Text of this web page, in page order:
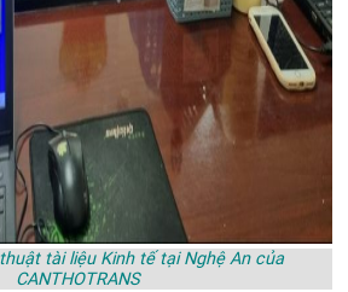
tài liệu Kinh tế tại Nghệ An của
CANTHOTRANS